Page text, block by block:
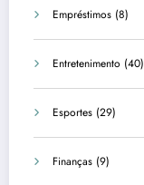
Empréstimos (8)
Entretenimento (40)
Esportes (29)
Finanças (9)